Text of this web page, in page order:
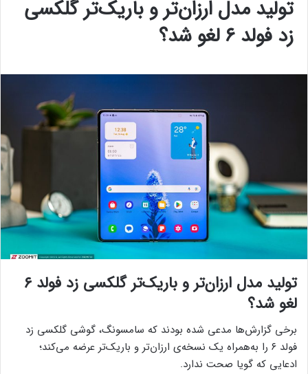
تولید مدل ارزان‌تر و باریک‌تر گلکسی
زد فولد ۶ لغو شد؟
تولید مدل ارزان‌تر و باریک‌تر گلکسی زد فولد ۶
لغو شد؟
برخی گزارش‌ها مدعی شده بودند که سامسونگ، گوشی گلکسی زد
فولد ۶ را به‌همراه یک نسخه‌ی ارزان‌تر و باریک‌تر عرضه می‌کند؛
ادعایی که گویا صحت ندارد.